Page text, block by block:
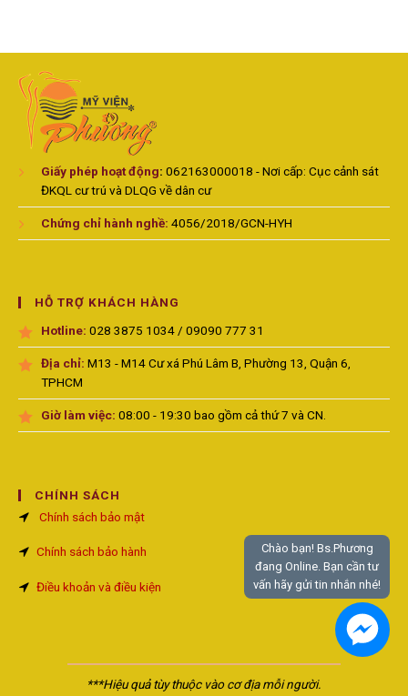
Giấy phép hoạt động: 062163000018 - Nơi cấp: Cục cảnh sát
ĐKQL cư trú và DLQG về dân cư
Chứng chỉ hành nghề: 4056/2018/GCN-HYH
HỖ TRỢ KHÁCH HÀNG
Hotline: 028 3875 1034 / 09090 777 31
Địa chỉ: M13 - M14 Cư xá Phú Lâm B, Phường 13, Quận 6,
TPHCM
Giờ làm việc: 08:00 - 19:30 bao gồm cả thứ 7 và CN.
CHÍNH SÁCH
Chính sách bảo mật
Chính sách bảo hành
Điều khoản và điều kiện
***Hiệu quả tùy thuộc vào cơ địa mỗi người.
Chào bạn! Bs.Phương
đang Online. Bạn cần tư
vấn hãy gửi tin nhắn nhé!